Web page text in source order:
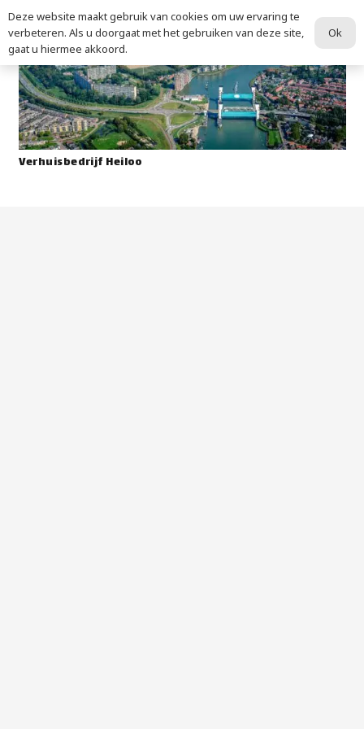
Verhuisbedrijf Heiloo
Deze website maakt gebruik van cookies om uw ervaring te
verbeteren. Als u doorgaat met het gebruiken van deze site,
gaat u hiermee akkoord.
Ok